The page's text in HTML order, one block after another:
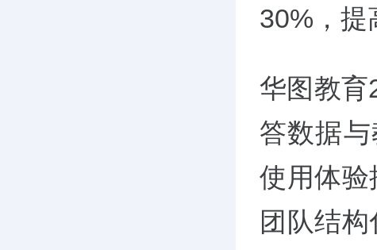
30%，提
华图教育
答数据
使用体验
团队结